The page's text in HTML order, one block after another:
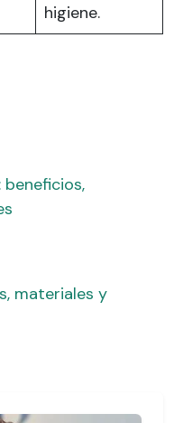
higiene.
materiales y